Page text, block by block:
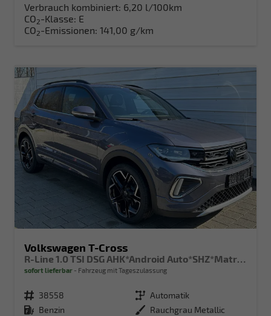
Verbrauch kombiniert: 6,20 l/100km
CO2-Klasse: E
CO2-Emissionen: 141,00 g/km
Volkswagen T-Cross
R-Line 1.0 TSI DSG AHK*Android Auto*SHZ*Matrix-LED*Kamera*Keyless*18"
sofort lieferbar Fahrzeug mit Tageszulassung
Fahrzeugnr. 38558 Getriebe Automatik
Kraftstoff Benzin Außenfarbe Rauchgrau Metallic